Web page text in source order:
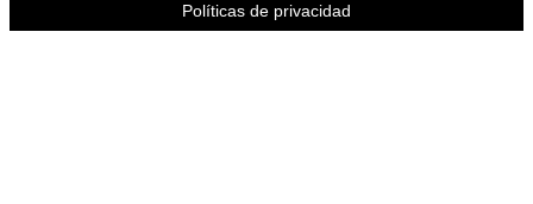
Políticas de privacidad